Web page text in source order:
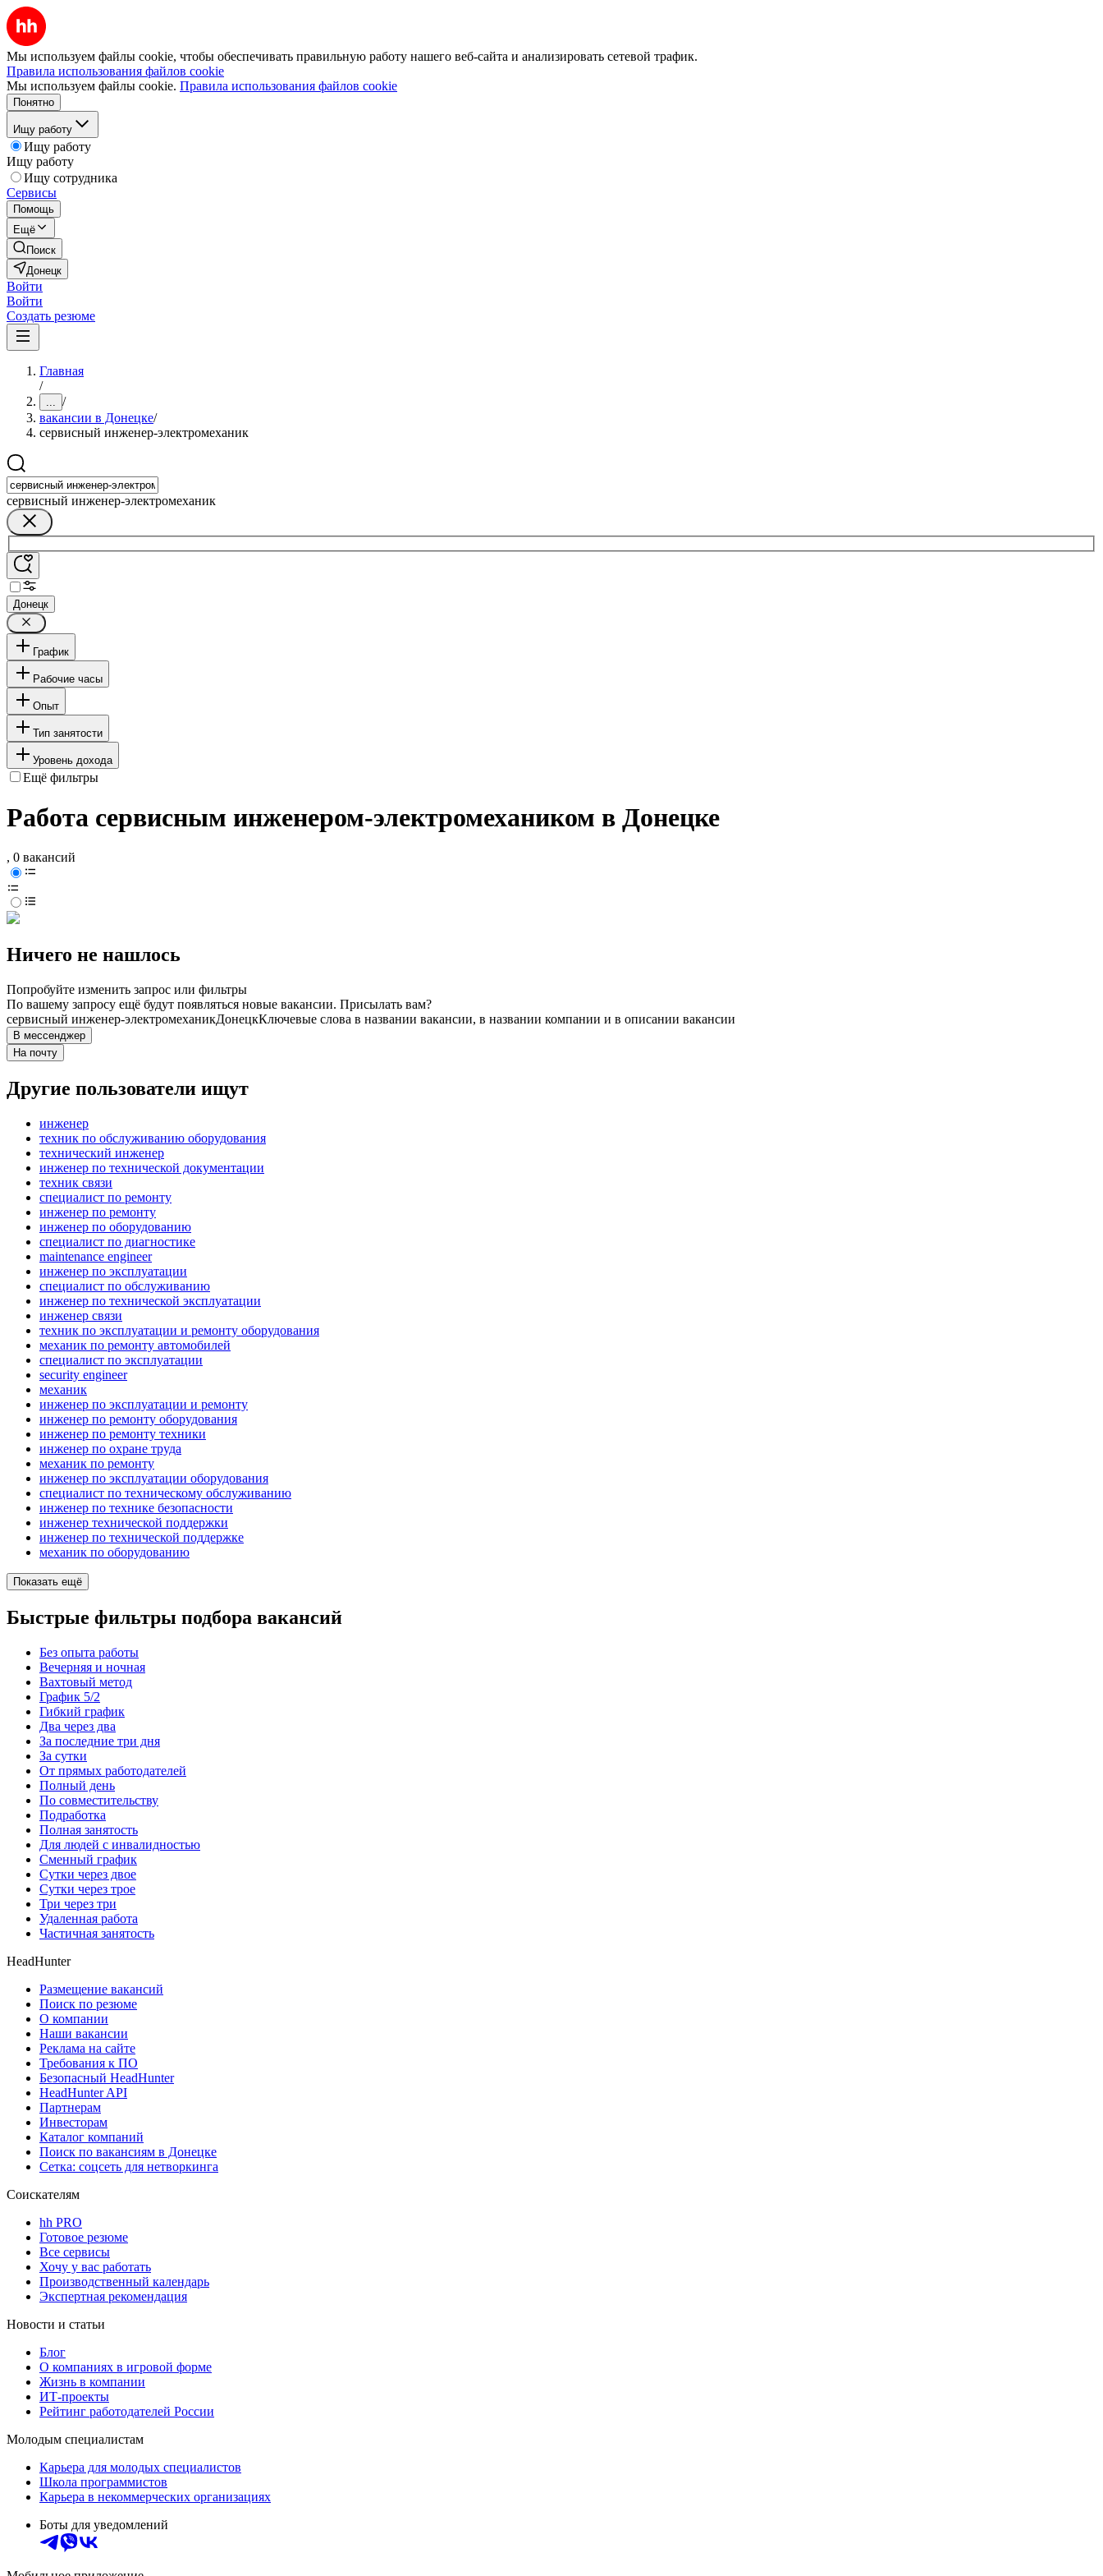
Мы используем файлы cookie, чтобы обеспечивать правильную работу нашего веб-сайта и анализировать сетевой трафик.
Правила использования файлов cookie
Мы используем файлы cookie. Правила использования файлов cookie
Понятно
Ищу работу
Ищу работу
Ищу работу
Ищу сотрудника
Сервисы
Помощь
Ещё
Поиск
Донецк
Войти
Войти
Создать резюме
Главная
/
... /
вакансии в Донецке/
сервисный инженер-электромеханик
сервисный инженер-электромеханик
Донецк
График
Рабочие часы
Опыт
Тип занятости
Уровень дохода
Ещё фильтры
Работа сервисным инженером-электромехаником в Донецке
, 0 вакансий
Ничего не нашлось
Попробуйте изменить запрос или фильтры
По вашему запросу ещё будут появляться новые вакансии. Присылать вам?
сервисный инженер-электромеханикДонецкКлючевые слова в названии вакансии, в названии компании и в описании вакансии
В мессенджер
На почту
Другие пользователи ищут
инженер
техник по обслуживанию оборудования
технический инженер
инженер по технической документации
техник связи
специалист по ремонту
инженер по ремонту
инженер по оборудованию
специалист по диагностике
maintenance engineer
инженер по эксплуатации
специалист по обслуживанию
инженер по технической эксплуатации
инженер связи
техник по эксплуатации и ремонту оборудования
механик по ремонту автомобилей
специалист по эксплуатации
security engineer
механик
инженер по эксплуатации и ремонту
инженер по ремонту оборудования
инженер по ремонту техники
инженер по охране труда
механик по ремонту
инженер по эксплуатации оборудования
специалист по техническому обслуживанию
инженер по технике безопасности
инженер технической поддержки
инженер по технической поддержке
механик по оборудованию
Показать ещё
Быстрые фильтры подбора вакансий
Без опыта работы
Вечерняя и ночная
Вахтовый метод
График 5/2
Гибкий график
Два через два
За последние три дня
За сутки
От прямых работодателей
Полный день
По совместительству
Подработка
Полная занятость
Для людей с инвалидностью
Сменный график
Сутки через двое
Сутки через трое
Три через три
Удаленная работа
Частичная занятость
HeadHunter
Размещение вакансий
Поиск по резюме
О компании
Наши вакансии
Реклама на сайте
Требования к ПО
Безопасный HeadHunter
HeadHunter API
Партнерам
Инвесторам
Каталог компаний
Поиск по вакансиям в Донецке
Сетка: соцсеть для нетворкинга
Соискателям
hh PRO
Готовое резюме
Все сервисы
Хочу у вас работать
Производственный календарь
Экспертная рекомендация
Новости и статьи
Блог
О компаниях в игровой форме
Жизнь в компании
ИТ-проекты
Рейтинг работодателей России
Молодым специалистам
Карьера для молодых специалистов
Школа программистов
Карьера в некоммерческих организациях
Боты для уведомлений